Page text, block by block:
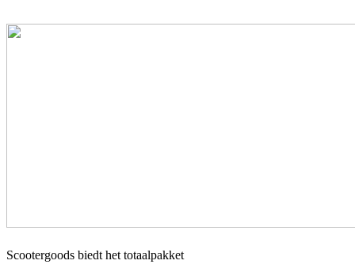
Scootergoods biedt het totaalpakket